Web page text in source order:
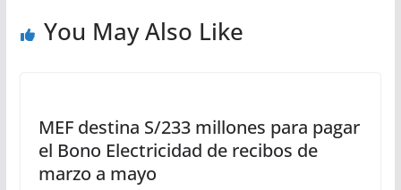
You May Also Like
MEF destina S/233 millones para pagar
el Bono Electricidad de recibos de
marzo a mayo